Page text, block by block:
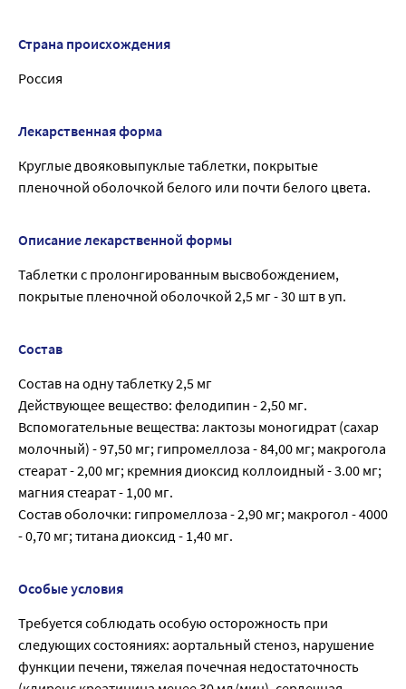
Страна происхождения
Россия
Лекарственная форма
Круглые двояковыпуклые таблетки, покрытые
пленочной оболочкой белого или почти белого цвета.
Описание лекарственной формы
Таблетки с пролонгированным высвобождением,
покрытые пленочной оболочкой 2,5 мг - 30 шт в уп.
Состав
Состав на одну таблетку 2,5 мг
Действующее вещество: фелодипин - 2,50 мг.
Вспомогательные вещества: лактозы моногидрат (сахар
молочный) - 97,50 мг; гипромеллоза - 84,00 мг; макрогола
стеарат - 2,00 мг; кремния диоксид коллоидный - 3.00 мг;
магния стеарат - 1,00 мг.
Состав оболочки: гипромеллоза - 2,90 мг; макрогол - 4000
- 0,70 мг; титана диоксид - 1,40 мг.
Особые условия
Требуется соблюдать особую осторожность при
следующих состояниях: аортальный стеноз, нарушение
функции печени, тяжелая почечная недостаточность